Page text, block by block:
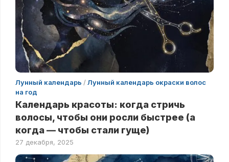
Лунный календарь /Лунный календарь окраски волос
на год
Календарь красоты: когда стричь
волосы, чтобы они росли быстрее (а
когда — чтобы стали гуще)
27 декабря, 2025